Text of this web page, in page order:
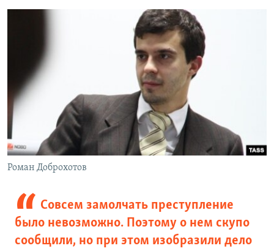
Роман Доброхотов
Совсем замолчать преступление
было невозможно. Поэтому о нем скупо
сообщили, но при этом изобразили дело